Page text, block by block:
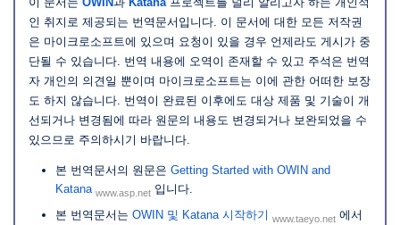
인 취지로 제공되는 번역문서입니다. 이 문서에 대한 모든 저작권
은 마이크로소프트에 있으며 요청이 있을 경우 언제라도 게시가 중
단될 수 있습니다. 번역 내용에 오역이 존재할 수 있고 주석은 번역
자 개인의 의견일 뿐이며 마이크로소프트는 이에 관한 어떠한 보장
도 하지 않습니다. 번역이 완료된 이후에도 대상 제품 및 기술이 개
선되거나 변경됨에 따라 원문의 내용도 변경되거나 보완되었을 수
있으므로 주의하시기 바랍니다.
본 번역문서의 원문은 Getting Started with OWIN and
Katana www.asp.net 입니다.
본 번역문서는 OWIN 및 Katana 시작하기 www.taeyo.net 에서